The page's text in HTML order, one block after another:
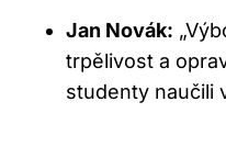
Jan Novák:
trpělivost a
studenty naučili